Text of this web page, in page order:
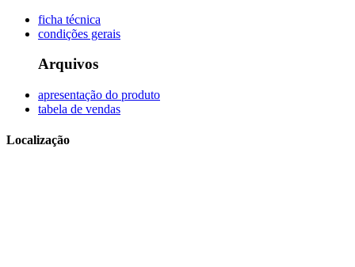
ficha técnica
condições gerais
Arquivos
apresentação do produto
tabela de vendas
Localização